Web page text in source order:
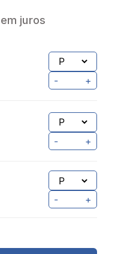
juros
- +
- +
- +